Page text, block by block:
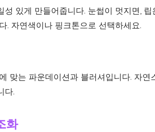
있게 만들어줍니다. 눈썹이 멋지면,
. 자연색이나 핑크톤으로 선택하세요.
맞는 파운데이션과 블러셔입니다. 자연
다.
화